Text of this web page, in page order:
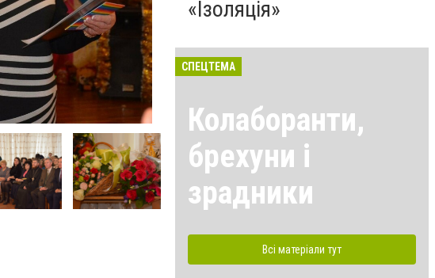
«Ізоляція»
СПЕЦТЕМА
Колаборанти,
брехуни і
зрадники
Всі матеріали тут